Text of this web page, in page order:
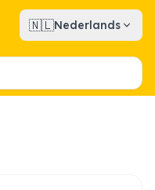
🇳🇱Nederlands